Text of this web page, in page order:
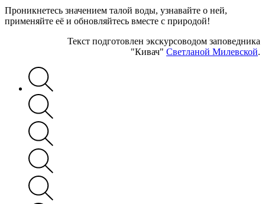
Проникнетесь значением талой воды, узнавайте о ней,
применяйте её и обновляйтесь вместе с природой!
Текст подготовлен экскурсоводом заповедника
"Кивач" Светланой Милевской.